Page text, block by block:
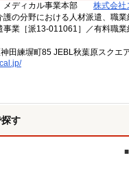
ディカル事業本部
株式会
護の分野における人材派遣、職
事業［派13-011061］／有料職
田練塀町85 JEBL秋葉原スクエ
す